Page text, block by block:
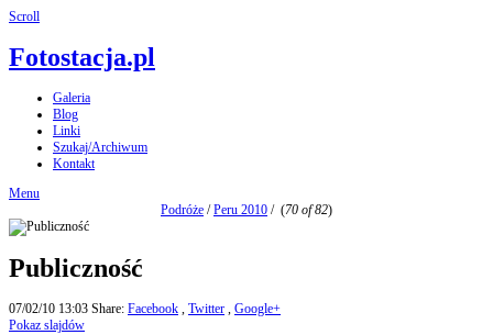
Scroll
Fotostacja.pl
Galeria
Blog
Linki
Szukaj/Archiwum
Kontakt
Menu
Podróże /Peru 2010 / (70 of 82)
Publiczność
07/02/10 13:03 Share: Facebook , Twitter , Google+
Pokaz slajdów